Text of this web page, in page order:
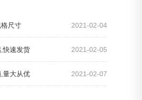
尺寸 2021-02-04
快速发货 2021-02-05
量大从优 2021-02-07